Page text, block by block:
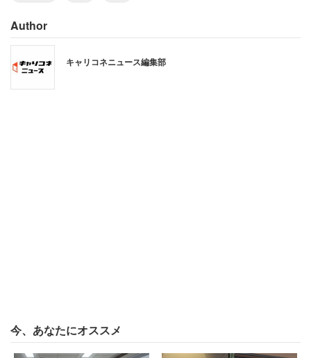
各世代の流行語を聞くと、89年世代は1位が「マジ」で、
2位に「オバタリアン」「すっぴん」「だっちゅーの」
「ナウい」「マブい」「アウトオブ眼中」「バッチグー」
（17.1％）、「高収入」（16.4％）と続く。96年世代の2
位は「顔が好み」（41.5％）で、この2世代は外見やステ
Author
キャリコネニュース編集部
今、あなたにオススメ